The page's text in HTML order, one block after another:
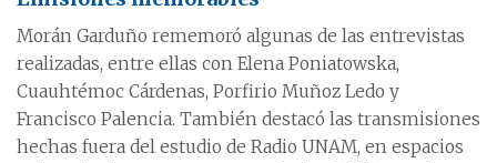
Morán Garduño rememoró algunas de las entrevistas
realizadas, entre ellas con Elena Poniatowska,
Cuauhtémoc Cárdenas, Porfirio Muñoz Ledo y
Francisco Palencia. También destacó las transmisiones
hechas fuera del estudio de Radio UNAM, en espacios